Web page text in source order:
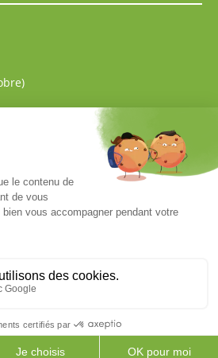
PRODUITS
0
43 57 00 87
Mentions légales
CGV
de confidentialité